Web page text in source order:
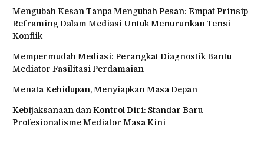
Mengubah Kesan Tanpa Mengubah Pesan: Empat Prinsip
Reframing Dalam Mediasi Untuk Menurunkan Tensi
Konflik
Mempermudah Mediasi: Perangkat Diagnostik Bantu
Mediator Fasilitasi Perdamaian
Menata Kehidupan, Menyiapkan Masa Depan
Kebijaksanaan dan Kontrol Diri: Standar Baru
Profesionalisme Mediator Masa Kini